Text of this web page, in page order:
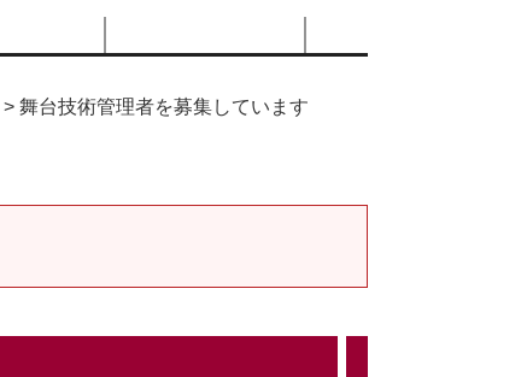
> 舞台技術管理者を募集しています